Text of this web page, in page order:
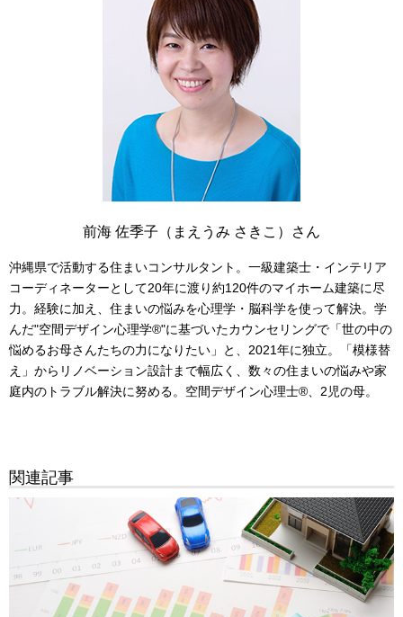
前海 佐季子（まえうみ さきこ）さん
沖縄県で活動する住まいコンサルタント。一級建築士・インテリア
コーディネーターとして20年に渡り約120件のマイホーム建築に尽
力。経験に加え、住まいの悩みを心理学・脳科学を使って解決。学
んだ"空間デザイン心理学®"に基づいたカウンセリングで「世の中の
悩めるお母さんたちの力になりたい」と、2021年に独立。「模様替
え」からリノベーション設計まで幅広く、数々の住まいの悩みや家
庭内のトラブル解決に努める。空間デザイン心理士®、2児の母。
関連記事